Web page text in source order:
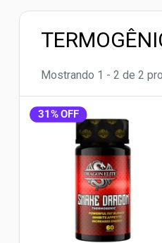
Mostrando 1 - 2 de 2
31% OFF